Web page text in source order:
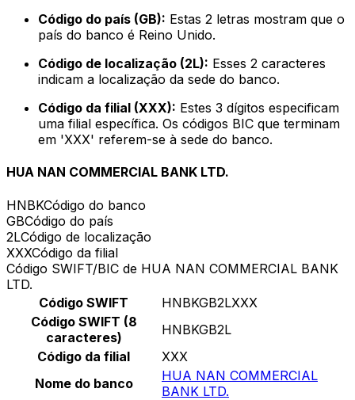
Código do país (GB): Estas 2 letras mostram que o
país do banco é Reino Unido.
Código de localização (2L): Esses 2 caracteres
indicam a localização da sede do banco.
Código da filial (XXX): Estes 3 dígitos especificam
uma filial específica. Os códigos BIC que terminam
em 'XXX' referem-se à sede do banco.
HUA NAN COMMERCIAL BANK LTD.
HNBKCódigo do banco
GBCódigo do país
2LCódigo de localização
XXXCódigo da filial
Código SWIFT/BIC de HUA NAN COMMERCIAL BANK
LTD.
Código SWIFT
HNBKGB2LXXX
Código SWIFT (8
caracteres)
HNBKGB2L
Código da filial
XXX
Nome do banco
HUA NAN COMMERCIAL
BANK LTD.